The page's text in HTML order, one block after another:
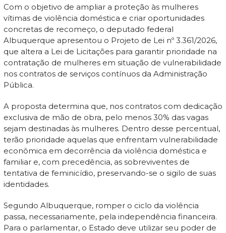
Com o objetivo de ampliar a proteção às mulheres
vítimas de violência doméstica e criar oportunidades
concretas de recomeço, o deputado federal
Albuquerque apresentou o Projeto de Lei nº 3.361/2026,
que altera a Lei de Licitações para garantir prioridade na
contratação de mulheres em situação de vulnerabilidade
nos contratos de serviços contínuos da Administração
Pública.
A proposta determina que, nos contratos com dedicação
exclusiva de mão de obra, pelo menos 30% das vagas
sejam destinadas às mulheres. Dentro desse percentual,
terão prioridade aquelas que enfrentam vulnerabilidade
econômica em decorrência da violência doméstica e
familiar e, com precedência, as sobreviventes de
tentativa de feminicídio, preservando-se o sigilo de suas
identidades.
Segundo Albuquerque, romper o ciclo da violência
passa, necessariamente, pela independência financeira.
Para o parlamentar, o Estado deve utilizar seu poder de